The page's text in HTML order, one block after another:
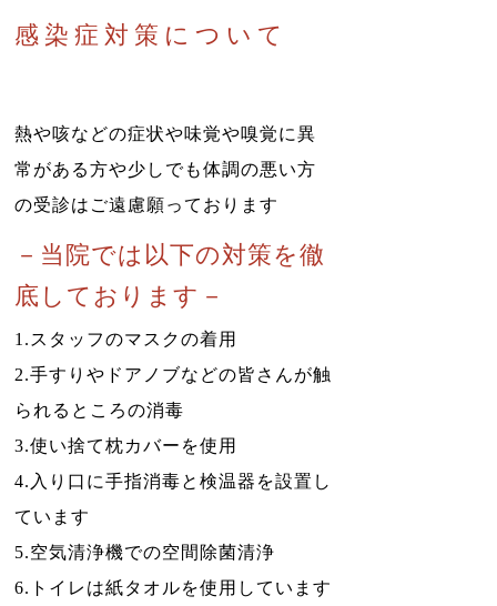
感染症対策について
熱や咳などの症状や味覚や嗅覚に異
常がある方や少しでも体調の悪い方
の受診はご遠慮願っております
－当院では以下の対策を徹
底しております－
1.スタッフのマスクの着用
2.手すりやドアノブなどの皆さんが触
られるところの消毒
3.使い捨て枕カバーを使用
4.入り口に手指消毒と検温器を設置し
ています
5.空気清浄機での空間除菌清浄
6.トイレは紙タオルを使用しています